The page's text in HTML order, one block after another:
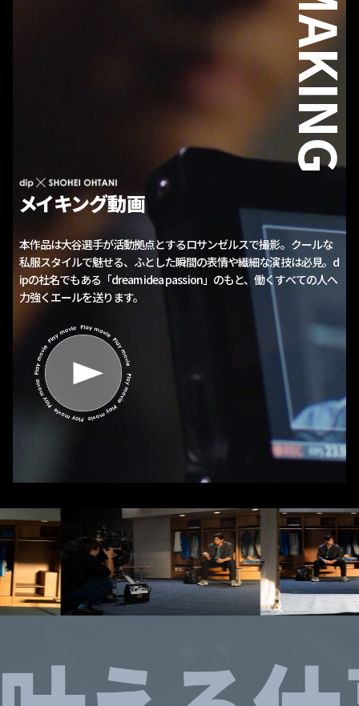
MAKING
メイキング動画
本作品は大谷選手が活動拠点とするロサンゼルスで撮影。 クールな
私服スタイルで魅せる、ふとした瞬間の表情や繊細な演技は必見。 d
ipの社名でもある「dream idea passion」のもと、働くすべての人へ
力強くエールを送ります。